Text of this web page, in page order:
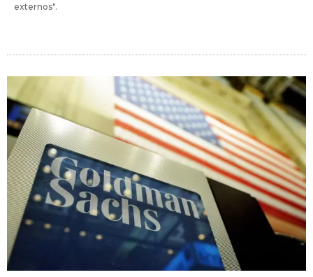
externos".